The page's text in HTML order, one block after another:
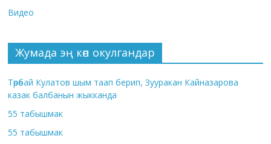
Видео
Жумада эң көп окулгандар
Төрөбай Кулатов шым таап берип, Зууракан Кайназарова
казак балбанын жыкканда
55 табышмак
55 табышмак